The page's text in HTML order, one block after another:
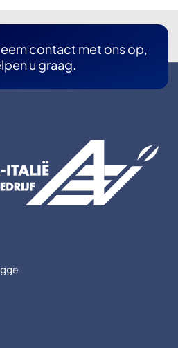
contact met ons op,
u graag.